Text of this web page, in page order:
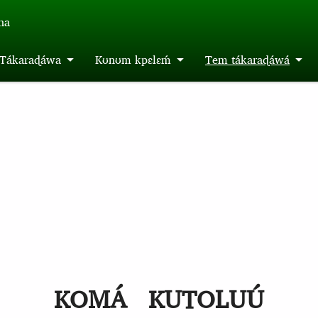
Kʊnʊm kpɛlɛḿ Tem tákaraɖáwá
KOMÁ KUTOLUÚ